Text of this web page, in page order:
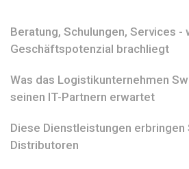
Beratung, Schulungen, Services -
Geschäftspotenzial brachliegt
Was das Logistikunternehmen
seinen IT-Partnern erwartet
Diese Dienstleistungen erbringen
Distributoren